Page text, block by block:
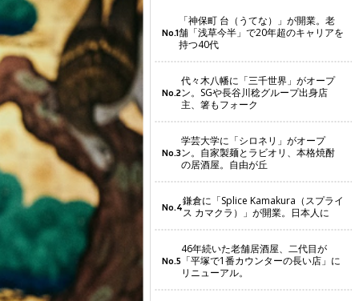
No.1
「神保町 台（うてな）」が開業。老
舗「浅草今半」で20年超のキャリアを
持つ40代
No.2
代々木八幡に「三千世界」がオープ
ン。SGや長谷川稔グループ出身店
主、箸もフォーク
No.3
学芸大学に「シロネリ」がオープ
ン。自家製麺とラビオリ、本格焼酎
の居酒屋。自由が丘
No.4鎌倉に「Splice Kamakura（スプライ
ス カマクラ）」が開業。日本人に
No.5
46年続いた老舗居酒屋、二代目が
「平塚で1番カウンターの長い店」に
リニューアル。